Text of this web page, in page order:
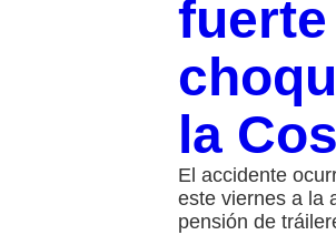
fuerte
la
El accidente
este viernes a la
pensión de